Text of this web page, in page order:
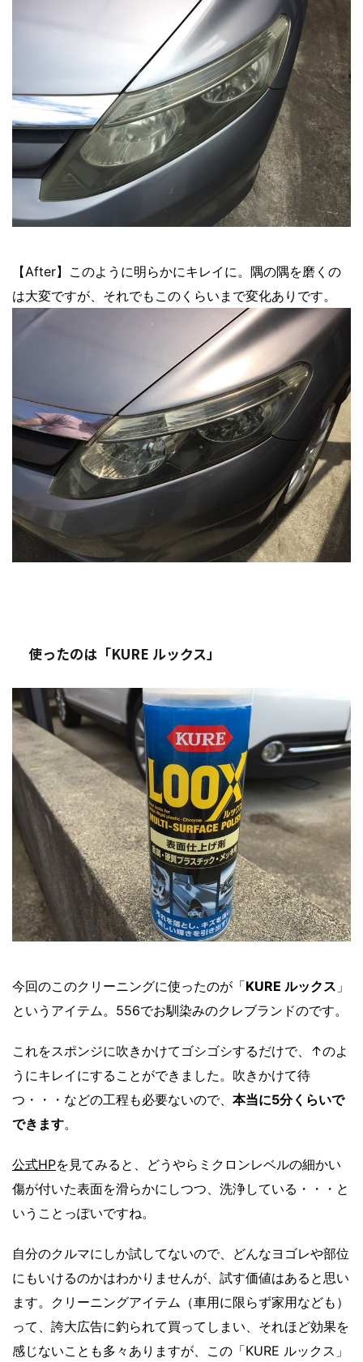
【After】このように明らかにキレイに。隅の隅を磨くの
は大変ですが、それでもこのくらいまで変化ありです。
使ったのは「KURE ルックス」
今回のこのクリーニングに使ったのが「KURE ルックス 」
というアイテム。556でお馴染みのクレブランドのです。
これをスポンジに吹きかけてゴシゴシするだけで、↑のよ
うにキレイにすることができました。吹きかけて待
つ・・・などの工程も必要ないので、 本当に5分くらいで
できます。
公式HPを見てみると、どうやらミクロンレベルの細かい
傷が付いた表面を滑らかにしつつ、洗浄している・・・と
いうことっぽいですね。
自分のクルマにしか試してないので、どんなヨゴレや部位
にもいけるのかはわかりませんが、試す価値はあると思い
ます。クリーニングアイテム（車用に限らず家用なども）
って、誇大広告に釣られて買ってしまい、それほど効果を
感じないことも多々ありますが、この「KURE ルックス」